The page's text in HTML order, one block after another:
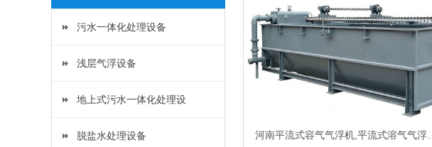
污水一体化处理设备
浅层气浮设备
地上式污水一体化处理设
脱盐水处理设备 河南平流式容气气浮机,平流式溶气气浮…